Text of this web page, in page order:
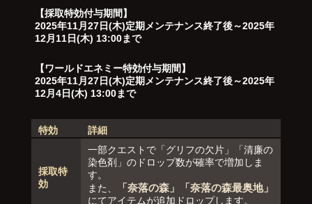
【採取特効付与期間】
2025年11月27日(木)定期メンテナンス終了後～2025年
12月11日(木) 13:00まで
【ワールドエネミー特効付与期間】
2025年11月27日(木)定期メンテナンス終了後～2025年
12月4日(木) 13:00まで
特効 詳細
採取特
効
一部クエストで「グリフの欠片」「清廉の
染色剤」のドロップ数が確率で増加しま
す。
また、
「奈落の森」「奈落の森最奥地」
にてアイテムが追加ドロップします。